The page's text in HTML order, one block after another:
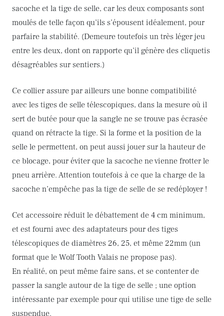
sacoche et la tige de selle, car les deux composants sont
moulés de telle façon qu’ils s’épousent idéalement, pour
parfaire la stabilité. (Demeure toutefois un très léger jeu
entre les deux, dont on rapporte qu’il génère des cliquetis
désagréables sur sentiers.)
Ce collier assure par ailleurs une bonne compatibilité
avec les tiges de selle télescopiques, dans la mesure où il
sert de butée pour que la sangle ne se trouve pas écrasée
quand on rétracte la tige. Si la forme et la position de la
selle le permettent, on peut aussi jouer sur la hauteur de
ce blocage, pour éviter que la sacoche ne vienne frotter le
pneu arrière. Attention toutefois à ce que la charge de la
sacoche n’empêche pas la tige de selle de se redéployer !
Cet accessoire réduit le débattement de 4 cm minimum,
et est fourni avec des adaptateurs pour des tiges
télescopiques de diamètres 26, 25, et même 22mm (un
format que le Wolf Tooth Valais ne propose pas).
En réalité, on peut même faire sans, et se contenter de
passer la sangle autour de la tige de selle ; une option
intéressante par exemple pour qui utilise une tige de selle
suspendue.